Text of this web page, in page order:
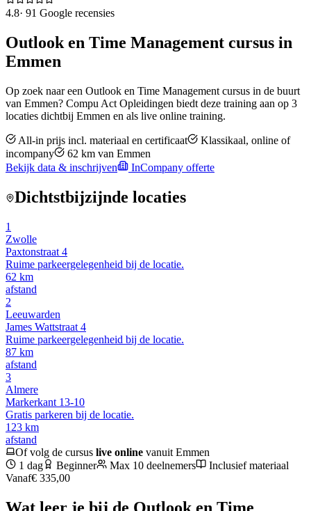
4.8· 91 Google recensies
Outlook en Time Management cursus in
Emmen
Op zoek naar een Outlook en Time Management cursus in de buurt
van Emmen? Compu Act Opleidingen biedt deze training aan op 3
locaties dichtbij Emmen en als live online training.
All-in prijs incl. materiaal en certificaat
Klassikaal, online of
incompany
62 km van Emmen
Bekijk data & inschrijven
InCompany offerte
Dichtstbijzijnde locaties
1
Zwolle
Paxtonstraat 4
Ruime parkeergelegenheid bij de locatie.
62 km
afstand
2
Leeuwarden
James Wattstraat 4
Ruime parkeergelegenheid bij de locatie.
87 km
afstand
3
Almere
Markerkant 13-10
Gratis parkeren bij de locatie.
123 km
afstand
Of volg de cursus live online vanuit Emmen
1 dag
Beginner Max 10 deelnemers
Inclusief materiaal
Vanaf€ 335,00